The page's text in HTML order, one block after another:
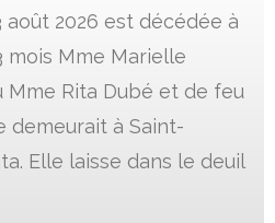
août 2026 est décédée à
mois Mme Marielle
Mme Rita Dubé et de feu
demeurait à Saint-
Elle laisse dans le deuil